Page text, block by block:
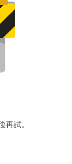
試。